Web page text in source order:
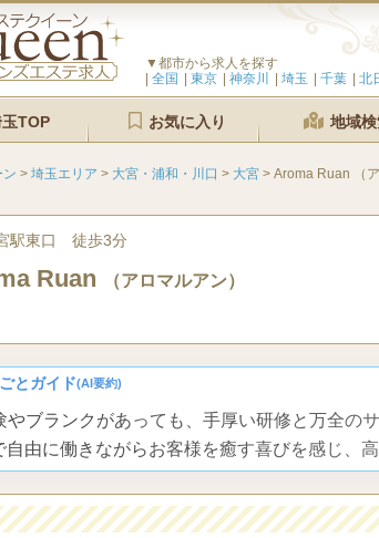
▼都市から求人を探す
全国
東京 神奈川 埼玉 千葉 北
TOP お気に入り 地域
ン > 埼玉エリア > 大宮・浦和・川口 > 大宮 > Aroma Ruan （ア
駅東口 徒歩3分
Ruan （アロマルアン）
とガイド(AI要約)
やブランクがあっても、手厚い研修と万全の
自由に働きながらお客様を癒す喜びを感じ、